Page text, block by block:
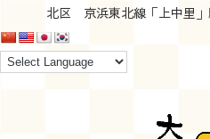
北区 京浜東北線「上中里